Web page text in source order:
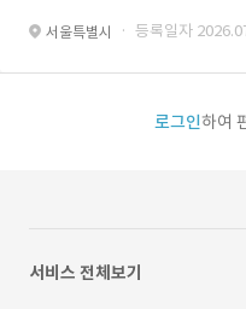
서울특별시 · 등록일자
로그인하여
서비스 전체보기